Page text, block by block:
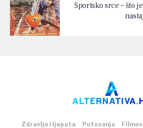
Sportsko srce – što
Zdravlje i ljepota Putovanja